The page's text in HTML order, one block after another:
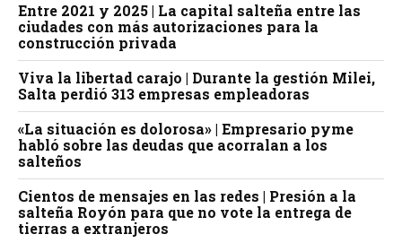
Entre 2021 y 2025 | La capital salteña entre las
ciudades con más autorizaciones para la
construcción privada
Viva la libertad carajo | Durante la gestión Milei,
Salta perdió 313 empresas empleadoras
«La situación es dolorosa» | Empresario pyme
habló sobre las deudas que acorralan a los
salteños
Cientos de mensajes en las redes | Presión a la
salteña Royón para que no vote la entrega de
tierras a extranjeros